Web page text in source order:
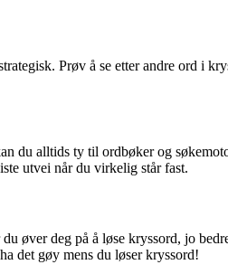
Prøv å se etter andre ord i
du alltids ty til ordbøker og
utvei når du virkelig står fast.
øver deg på å løse kryssord, jo
det gøy mens du løser kryssord!